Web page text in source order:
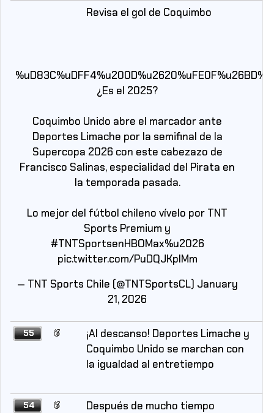
Revisa el gol de Coquimbo
¿Es el 2025?
Coquimbo Unido abre el marcador ante
Deportes Limache por la semifinal de la
Supercopa 2026 con este cabezazo de
Francisco Salinas, especialidad del Pirata en
la temporada pasada.
Lo mejor del fútbol chileno vívelo por TNT
Sports Premium y
#TNTSportsenHBOMax%u2026
pic.twitter.com/PuDQJKplMm
— TNT Sports Chile (@TNTSportsCL) January
21, 2026
55
¡Al descanso! Deportes Limache y
Coquimbo Unido se marchan con
la igualdad al entretiempo
54
Después de mucho tiempo